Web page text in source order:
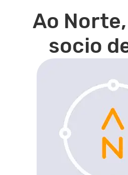
Ao
socio